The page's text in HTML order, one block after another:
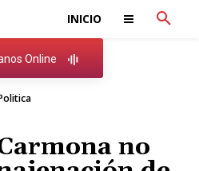
INICIO
Online
no